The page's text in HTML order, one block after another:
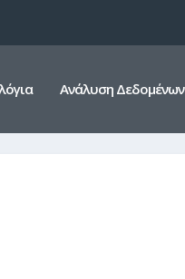
Ανάλυση Δεδομένων